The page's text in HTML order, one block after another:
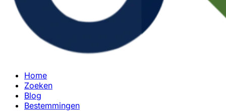
Home
Zoeken
Blog
Bestemmingen